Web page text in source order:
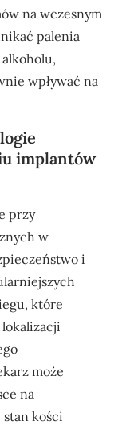
na wczesnym
palenia
wpływać na
implantów
przy
w
i
które
może
na
kości